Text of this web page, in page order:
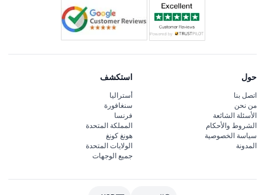
حول
اتصل بنا
من نحن
الأسئلة الشائعة
الشروط والأحكام
سياسة الخصوصية
المدونة
استكشف
أستراليا
سنغافورة
فرنسا
المملكة المتحدة
هونغ كونغ
الولايات المتحدة
جميع الوجهات